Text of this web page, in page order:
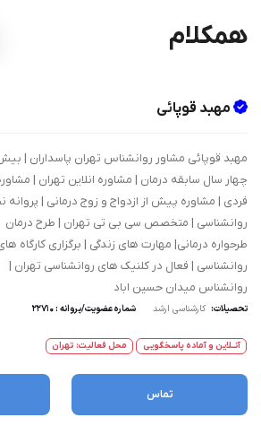
همکلام
مهبد قوپائی
مهبد قوپائی مشاور روانشناس تهران پاسداران |
چهار سال سابقه درمان | مشاوره انلاین تهران |
فردی | مشاوره پیش از ازدواج و زوج درمانی | پروانه
روانشناسی | متخصص سی بی تی تهران | طرح درمان
طرحواره درمانی| مهارت های زندگی | برگزاری کارگاه
روانشناسی | فعال در کلنیک های روانشناسی تهران |
روانشناس میدان حسین اباد
تحصیلات: کارشناسی ارشد شماره عضویت/پروانه : ۲۲۷۱۰
آنــلاین و آماده پاسخگویی محل فعالیت: تهران
تماس